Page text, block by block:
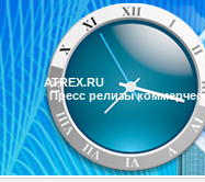
ATREX.RU
Пресс релизы